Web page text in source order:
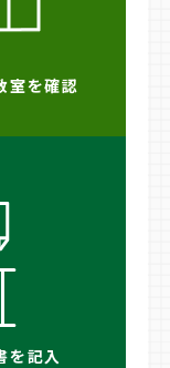
室を確認
を記入